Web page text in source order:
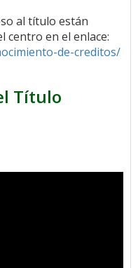
al título están
centro en el enlace:
de-creditos/
Título